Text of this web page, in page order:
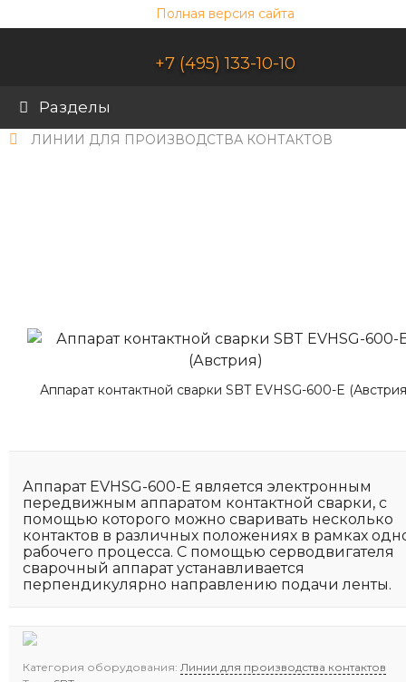
Полная версия сайта
+7 (495) 133-10-10
Разделы
ЛИНИИ ДЛЯ ПРОИЗВОДСТВА КОНТАКТОВ
Аппарат контактной сварки SBT EVHSG-600-E
Аппарат EVHSG-600-E является электронным
передвижным аппаратом контактной сварки, с
помощью которого можно сваривать несколько
контактов в различных положениях в рамках
рабочего процесса. С помощью серводвигателя
сварочный аппарат устанавливается
перпендикулярно направлению подачи ленты.
Категория оборудования: Линии для производства контактов